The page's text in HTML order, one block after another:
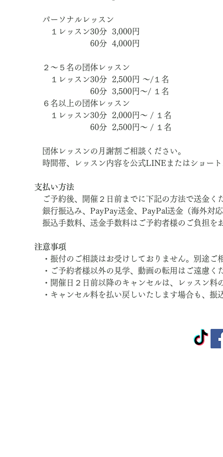
パーソナルレッスン
１レッスン30分  3,000円
60分  4,000円
２～５名の団体レッスン
１レッスン30分  2,500円 ～/１名
60分  3,500円～/ １名
６名以上の団体レッスン
１レッスン30分  2,000円～ / １名
60分  2,500円～ / １名
団体レッスンの月謝割ご相談ください。
時間帯、レッスン内容を公式LINEまたはショー
支払い方法
ご予約後、開催２日前までに下記の方法で送金く
銀行振込み、PayPay送金、PayPal送金（海外対
振込手数料、送金手数料はご予約者様のご負担を
注意事項
・振付のご相談はお受けしておりません。別途ご
・ご予約者様以外の見学、動画の転用はご遠慮く
・開催日２日前以降のキャンセルは、レッスン料
・キャンセル料を払い戻しいたします場合も、振